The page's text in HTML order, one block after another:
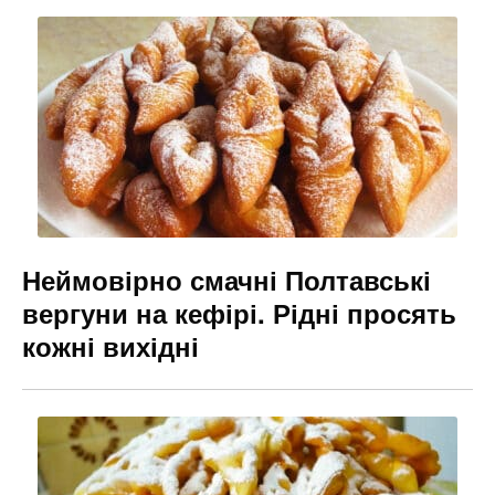
o
o
k
m n
g
er
Неймовірно смачні Полтавські
вергуни на кефірі. Рідні просять
кожні вихідні